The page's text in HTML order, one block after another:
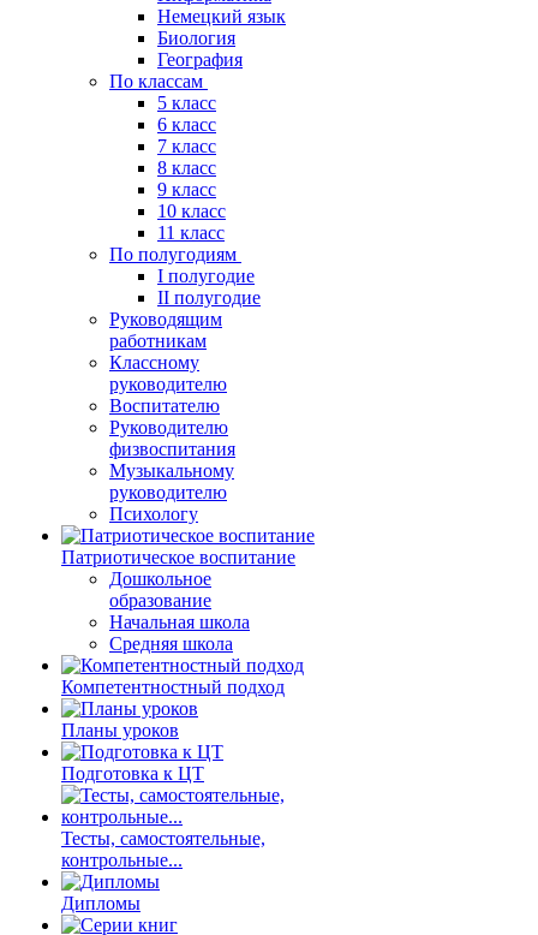
Немецкий язык
Биология
География
По классам
5 класс
6 класс
7 класс
8 класс
9 класс
10 класс
11 класс
По полугодиям
I полугодие
II полугодие
Руководящим
работникам
Классному
руководителю
Воспитателю
Руководителю
физвоспитания
Музыкальному
руководителю
Психологу
Патриотическое воспитание
Дошкольное
образование
Начальная школа
Средняя школа
Компетентностный подход
Планы уроков
Подготовка к ЦТ
Тесты, самостоятельные,
контрольные...
Дипломы